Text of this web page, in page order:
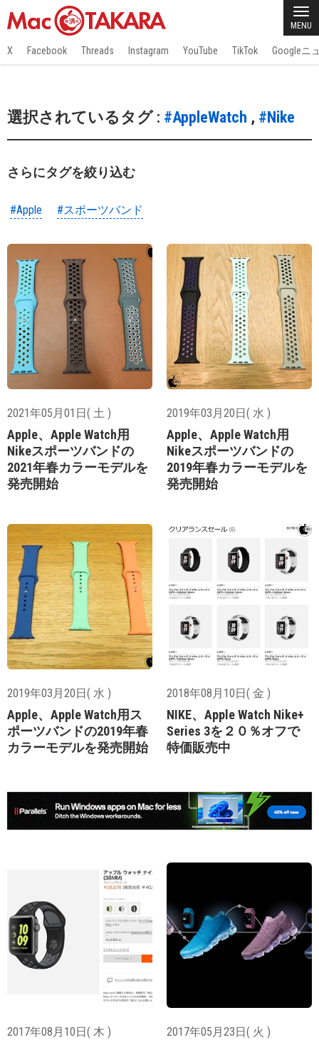
MENU
X Facebook Threads Instagram YouTube TikTok Googleニ
選択されているタグ : #AppleWatch , #Nike
さらにタグを絞り込む
#Apple #スポーツバンド
2021年05月01日( 土 )
Apple、Apple Watch用
Nikeスポーツバンドの
2021年春カラーモデルを
発売開始
2019年03月20日( 水 )
Apple、Apple Watch用
Nikeスポーツバンドの
2019年春カラーモデルを
発売開始
2019年03月20日( 水 )
Apple、Apple Watch用ス
ポーツバンドの2019年春
カラーモデルを発売開始
2018年08月10日( 金 )
NIKE、Apple Watch Nike+
Series 3を２０％オフで
特価販売中
2017年08月10日( 木 ) 2017年05月23日( 火 )